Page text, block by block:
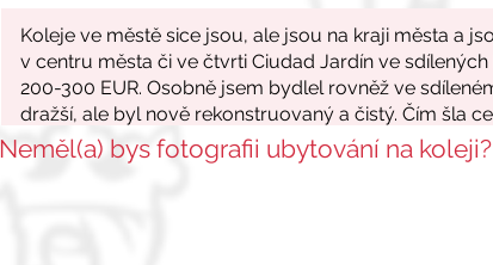
Neměl(a) bys fotografii ubytování na koleji?